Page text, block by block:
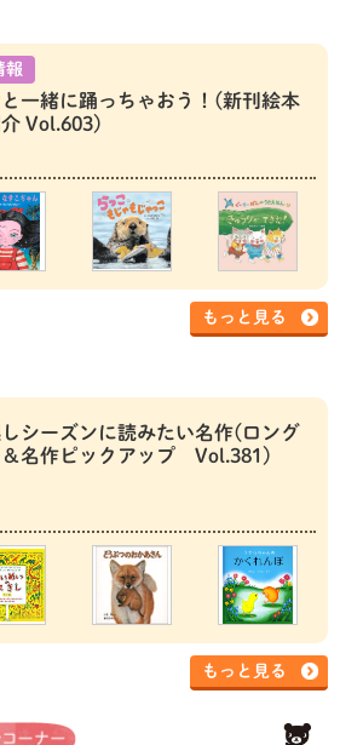
報
一緒に踊っちゃおう！(新刊絵本
Vol.603)
もっと見る
シーズンに読みたい名作(ロング
＆名作ピックアップ Vol.381)
もっと見る